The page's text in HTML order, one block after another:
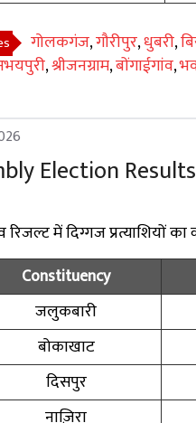
गोलकगंज,गौरीपुर,धुबरी,
,श्रीजनग्राम,बोंगाईगांव,
Election
में दिग्गज प्रत्याशियों
Constituency
जलुकबारी
बोकाखाट
दिसपुर
नाज़िरा